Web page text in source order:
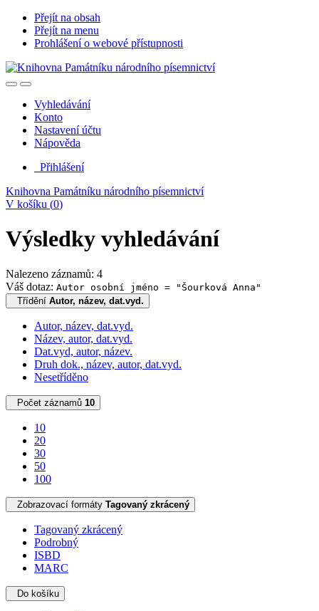
Přejít na obsah
Přejít na menu
Prohlášení o webové přístupnosti
Vyhledávání
Konto
Nastavení účtu
Nápověda
Přihlášení
Knihovna Památníku národního písemnictví
V košíku (0)
Výsledky vyhledávání
Nalezeno záznamů: 4
Váš dotaz: Autor osobní jméno = "Šourková Anna"
Třídění Autor, název, dat.vyd.
Autor, název, dat.vyd.
Název, autor, dat.vyd.
Dat.vyd, autor, název.
Druh dok., název, autor, dat.vyd.
Nesetříděno
Počet záznamů 10
10
20
30
50
100
Zobrazovací formáty Tagovaný zkrácený
Tagovaný zkrácený
Podrobný
ISBD
MARC
Do košíku